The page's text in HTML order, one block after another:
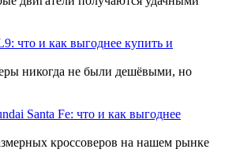
что и как выгоднее купить и
никогда не были дешёвыми, но
Santa Fe: что и как выгоднее
кроссоверов на нашем рынке